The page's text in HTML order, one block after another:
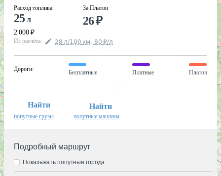
Расход топлива
25 л
2 000 ₽
За Платон
26₽
Из расчёта: 28 л/100 км, 80 ₽/л
Дороги:
Бесплатные Платные Платон
Найти
попутные грузы
Найти
попутные машины
Подробный маршрут
Показывать попутные города